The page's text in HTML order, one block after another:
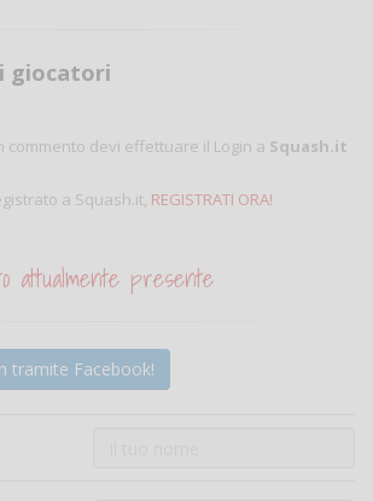
giocatori
commento devi effettuare il Login a Squash.it
a Squash.it, REGISTRATI ORA!
attualmente presente
tramite Facebook!